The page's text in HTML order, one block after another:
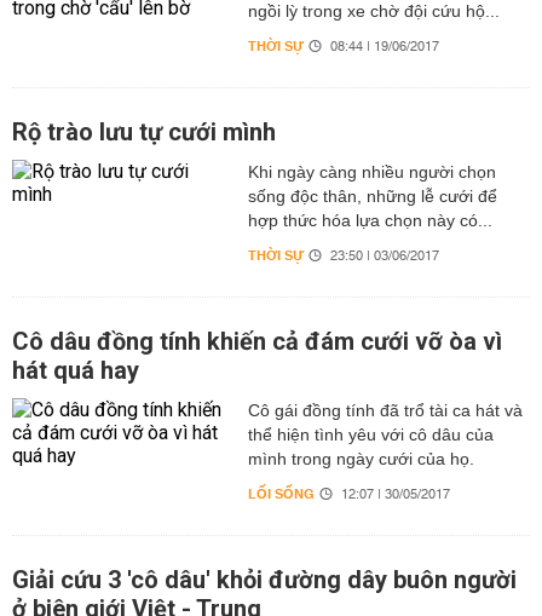
ngồi lỳ trong xe chờ đội cứu hộ...
THỜI SỰ 08:44 | 19/06/2017
Rộ trào lưu tự cưới mình
Khi ngày càng nhiều người chọn
sống độc thân, những lễ cưới để
hợp thức hóa lựa chọn này có...
THỜI SỰ 23:50 | 03/06/2017
Cô dâu đồng tính khiến cả đám cưới vỡ òa vì
hát quá hay
Cô gái đồng tính đã trổ tài ca hát và
thể hiện tình yêu với cô dâu của
mình trong ngày cưới của họ.
LỐI SỐNG 12:07 | 30/05/2017
Giải cứu 3 'cô dâu' khỏi đường dây buôn người
ở biên giới Việt - Trung